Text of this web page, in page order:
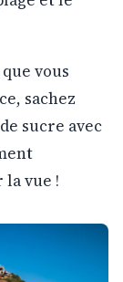
vous
sachez
sucre avec
vue !